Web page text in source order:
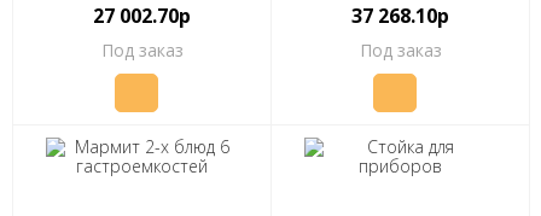
27 002.70р
Под заказ
37 268.10р
Под заказ